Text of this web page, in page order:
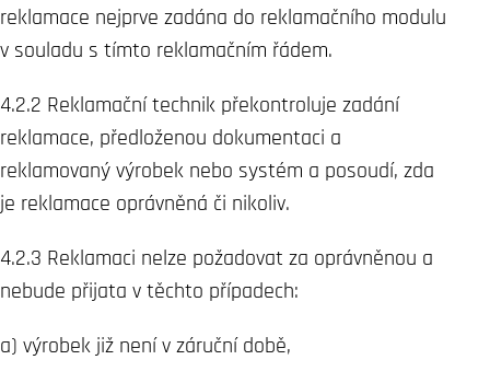
reklamace nejprve zadána do reklamačního modulu
v souladu s tímto reklamačním řádem.
4.2.2 Reklamační technik překontroluje zadání
reklamace, předloženou dokumentaci a
reklamovaný výrobek nebo systém a posoudí, zda
je reklamace oprávněná či nikoliv.
4.2.3 Reklamaci nelze požadovat za oprávněnou a
nebude přijata v těchto případech:
a) výrobek již není v záruční době,